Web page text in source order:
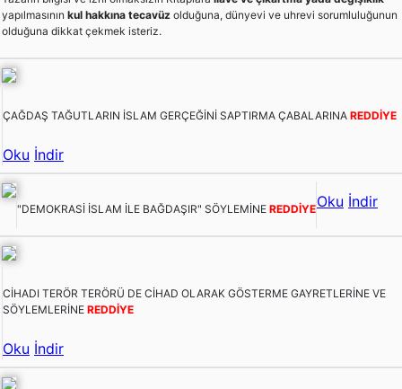
yapılmasının kul hakkına tecavüz olduğuna, dünyevi ve uhrevi sorumluluğunun
olduğuna dikkat çekmek isteriz.
ÇAĞDAŞ TAĞUTLARIN İSLAM GERÇEĞİNİ SAPTIRMA ÇABALARINA REDDİYE
Oku İndir
"DEMOKRASİ İSLAM İLE BAĞDAŞIR" SÖYLEMİNE REDDİYEOku İndir
CİHADI TERÖR TERÖRÜ DE CİHAD OLARAK GÖSTERME GAYRETLERİNE VE
SÖYLEMLERİNE REDDİYE
Oku İndir